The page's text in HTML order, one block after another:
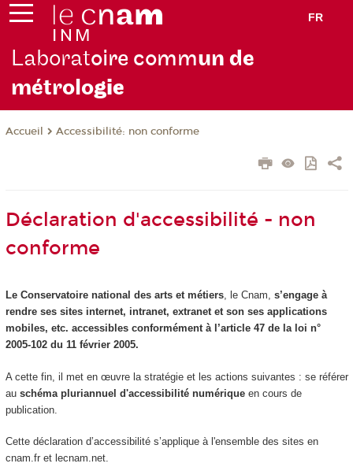
FR
Laboratoire commun de
métrologie
Accueil Accessibilité: non conforme
Déclaration d'accessibilité - non
conforme
Le Conservatoire national des arts et métiers, le Cnam, s’engage à
rendre ses sites internet, intranet, extranet et son ses applications
mobiles, etc. accessibles conformément à l’article 47 de la loi n°
2005-102 du 11 février 2005.
A cette fin, il met en œuvre la stratégie et les actions suivantes : se référer
au schéma pluriannuel d'accessibilité numériqueen cours de
publication.
Cette déclaration d’accessibilité s’applique à l'ensemble des sites en
cnam.fr et lecnam.net.